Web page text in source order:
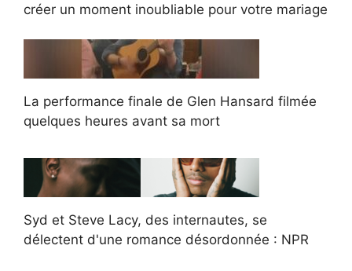
créer un moment inoubliable pour votre mariage
La performance finale de Glen Hansard filmée
quelques heures avant sa mort
Syd et Steve Lacy, des internautes, se
délectent d'une romance désordonnée : NPR